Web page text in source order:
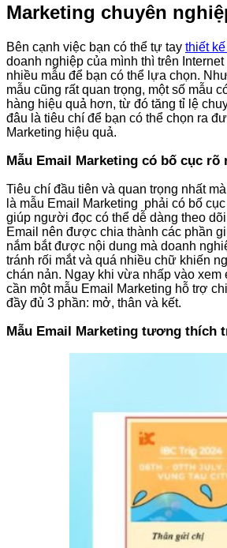
Marketing chuyên
Bên cạnh việc bạn có thể tự tay thiết
doanh nghiệp của mình thì trên
nhiều mẫu để bạn có thể lựa chọn.
mẫu cũng rất quan trọng, một số mẫu
hàng hiệu quả hơn, từ đó tăng tỉ lệ
đâu là tiêu chí để bạn có thể chọn ra
Marketing hiệu quả.
Mẫu Email Marketing có bố cục rõ
Tiêu chí đầu tiên và quan trọng nhất
là mẫu Email Marketing phải có bố
giúp người đọc có thể dễ dàng theo
Email nên được chia thành các phần
nắm bắt được nội dung mà doanh
tránh rối mắt và quá nhiều chữ khiến
chán nản. Ngay khi vừa nhấp vào xem
cần một mẫu Email Marketing hỗ trợ
đầy đủ 3 phần: mở, thân và kết.
Mẫu Email Marketing tương thích